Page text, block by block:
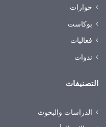
حوارات
بوكاست
فعاليات
ندوات
التصنيفات
الدراسات والبحوث